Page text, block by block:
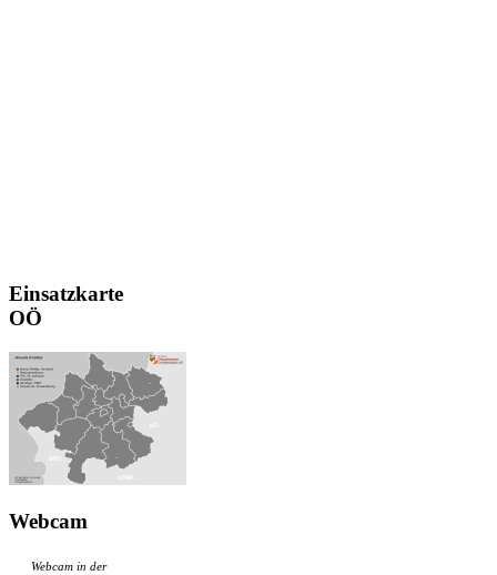
Einsatzkarte
OÖ
Webcam
Webcam in der